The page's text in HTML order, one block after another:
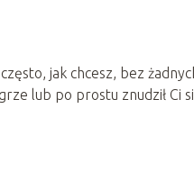
jak chcesz, bez
lub po prostu znudził Ci